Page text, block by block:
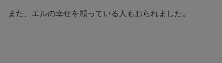
また、エルの幸せを願っている人もおられました。